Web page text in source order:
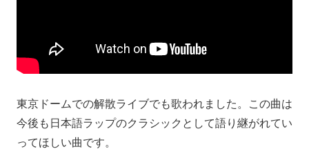
東京ドームでの解散ライブでも歌われました。この曲は
今後も日本語ラップのクラシックとして語り継がれてい
ってほしい曲です。